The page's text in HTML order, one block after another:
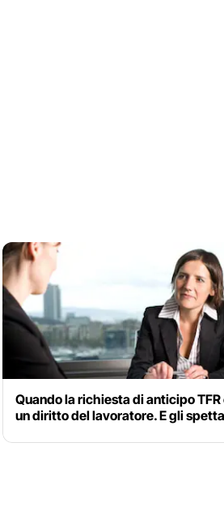
Quando la richiesta di anticipo TFR
un diritto del lavoratore. E gli spetta